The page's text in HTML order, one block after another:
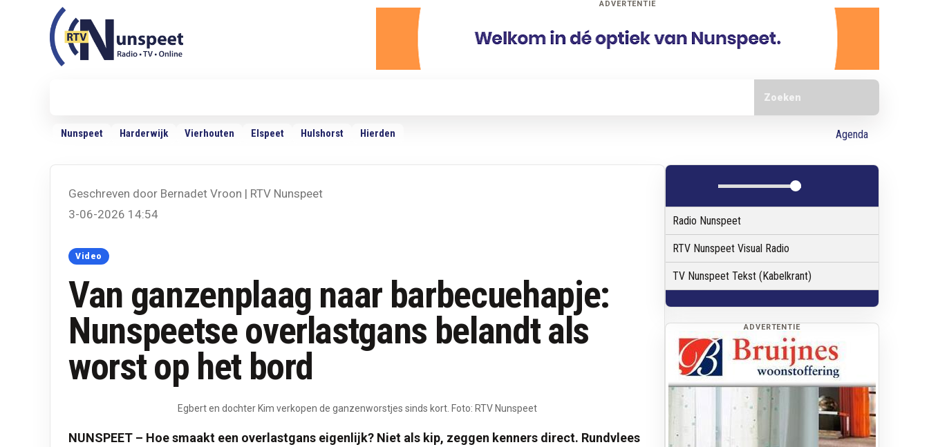
RTV Nunspeet
RTV Nunspeet ADVERTENTIE
Nunspeet Harderwijk Vierhouten Elspeet Hulshorst Hierden Agenda
Geschreven door Bernadet Vroon | RTV Nunspeet
3-06-2026 14:54
Video
Van ganzenplaag naar barbecuehapje:
Nunspeetse overlastgans belandt als
worst op het bord
Egbert en dochter Kim verkopen de ganzenworstjes sinds kort. Foto: RTV Nunspeet
NUNSPEET – Hoe smaakt een overlastgans eigenlijk? Niet als kip, zeggen kenners direct. Rundvlees
Radio Nunspeet
RTV Nunspeet Visual Radio
TV Nunspeet Tekst (Kabelkrant)
ADVERTENTIE